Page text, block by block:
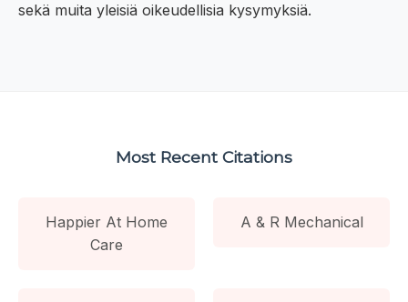
sekä muita yleisiä oikeudellisia kysymyksiä.
Most Recent Citations
Happier At Home
Care
A & R Mechanical